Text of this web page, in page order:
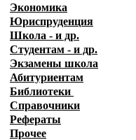
Экономика
Юриспруденция
Школа - и др.
Студентам - и др.
Экзамены школа
Абитуриентам
Библиотеки
Справочники
Рефераты
Прочее